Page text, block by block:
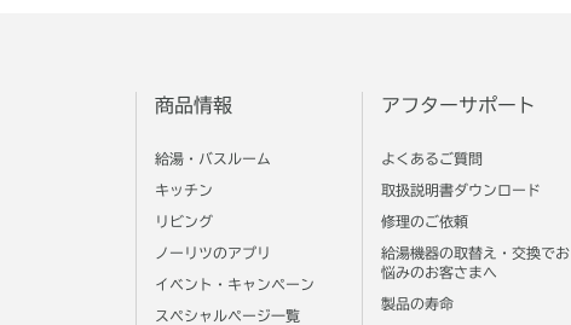
商品情報
給湯・バスルーム
キッチン
リビング
ノーリツのアプリ
イベント・キャンペーン
スペシャルページ一覧
アフターサポート
よくあるご質問
取扱説明書ダウンロード
修理のご依頼
給湯機器の取替え・交換でお
悩みのお客さまへ
製品の寿命